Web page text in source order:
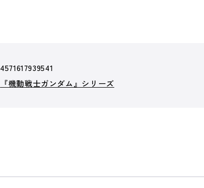
4571617939541
『機動戦士ガンダム』シリーズ